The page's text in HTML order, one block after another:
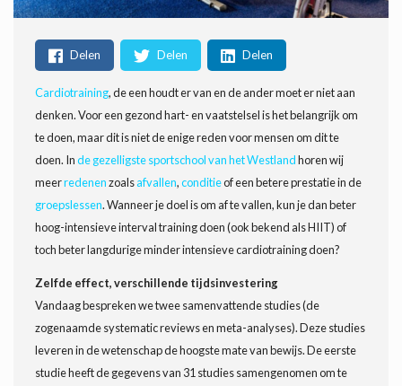
Delen Delen Delen
Cardiotraining, de een houdt er van en de ander moet er niet aan
denken. Voor een gezond hart- en vaatstelsel is het belangrijk om
te doen, maar dit is niet de enige reden voor mensen om dit te
doen. Inde gezelligste sportschool van het Westlandhoren wij
meerredenenzoalsafvallen,conditieof een betere prestatie in de
groepslessen. Wanneer je doel is om af te vallen, kun je dan beter
hoog-intensieve interval training doen (ook bekend als HIIT) of
toch beter langdurige minder intensieve cardiotraining doen?
Zelfde effect, verschillende tijdsinvestering
Vandaag bespreken we twee samenvattende studies (de
zogenaamde systematic reviews en meta-analyses). Deze studies
leveren in de wetenschap de hoogste mate van bewijs. De eerste
studie heeft de gegevens van 31 studies samengenomen om te